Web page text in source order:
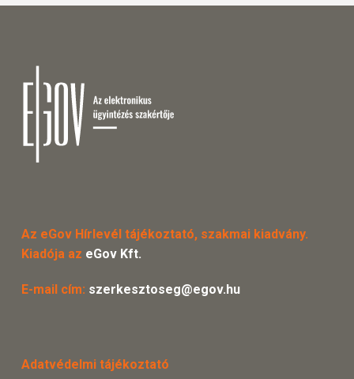
Az eGov Hírlevél tájékoztató, szakmai kiadvány.
Kiadója az eGov Kft.
E-mail cím: szerkesztoseg@egov.hu
Adatvédelmi tájékoztató